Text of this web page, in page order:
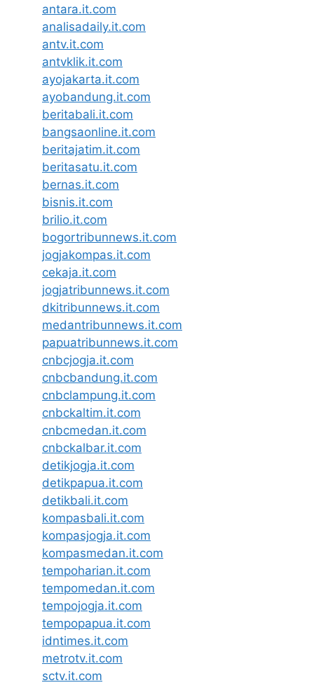
antara.it.com
analisadaily.it.com
antv.it.com
antvklik.it.com
ayojakarta.it.com
ayobandung.it.com
beritabali.it.com
bangsaonline.it.com
beritajatim.it.com
beritasatu.it.com
bernas.it.com
bisnis.it.com
brilio.it.com
bogortribunnews.it.com
jogjakompas.it.com
cekaja.it.com
jogjatribunnews.it.com
dkitribunnews.it.com
medantribunnews.it.com
papuatribunnews.it.com
cnbcjogja.it.com
cnbcbandung.it.com
cnbclampung.it.com
cnbckaltim.it.com
cnbcmedan.it.com
cnbckalbar.it.com
detikjogja.it.com
detikpapua.it.com
detikbali.it.com
kompasbali.it.com
kompasjogja.it.com
kompasmedan.it.com
tempoharian.it.com
tempomedan.it.com
tempojogja.it.com
tempopapua.it.com
idntimes.it.com
metrotv.it.com
sctv.it.com